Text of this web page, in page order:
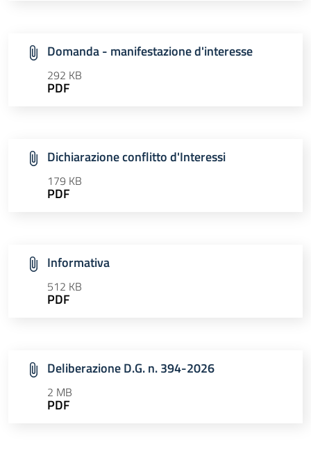
Domanda - manifestazione d'interesse
292 KB
PDF
Dichiarazione conflitto d'Interessi
179 KB
PDF
Informativa
512 KB
PDF
Deliberazione D.G. n. 394-2026
2 MB
PDF